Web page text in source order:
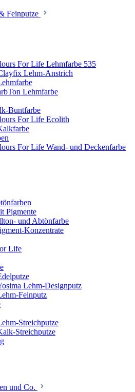
Feinputze
For Life Lehmfarbe 535
Lehm-Anstrich
Lehmfarbe
Buntfarbe
For Life Ecolith
For Life Wand- und Deckenfarbe
Pigmente
und Abtönfarbe
Konzentrate
Life
Lehm-Designputz
Feinputz
Streichputze
Streichputze
und Co.